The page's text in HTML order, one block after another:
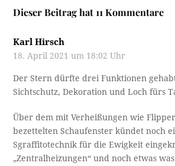
Dieser Beitrag hat 11 Kommentare
Karl Hirsch
18. April 2021 um 18:02 Uhr
Der Stern dürfte drei Funktionen
Sichtschutz, Dekoration und Loch fürs
Über dem mit Verheißungen wie
bezettelten Schaufenster kündet noch
Sgraffitotechnik für die Ewigkeit
„Zentralheizungen“ und noch etwas